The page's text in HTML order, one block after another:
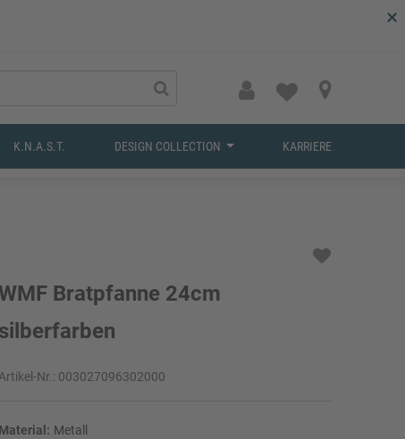
×
K.N.A.S.T. DESIGN COLLECTION KARRIERE
Bratpfanne 24cm
silberfarben
Artikel-Nr.: 003027096302000
Material: Metall